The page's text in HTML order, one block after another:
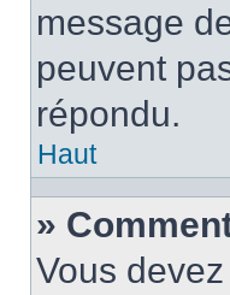
message
peuvent
répondu.
Haut
»
Vous